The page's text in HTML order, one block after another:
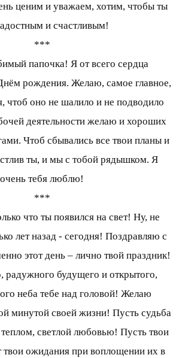
ценим и уважаем, хотим, чтобы ты
и счастливым!
***
папочка! Я от всего сердца
рождения. Желаю, самое главное,
чтоб оно не шалило и не подводило
деятельности желаю и хороших
Чтоб сбывались все твои планы и
ты, и мы с тобой рядышком. Я
очень тебя люблю!
***
что ты появился на свет! Ну, не
лет назад - сегодня! Поздравляю с
этот день – лично твой праздник!
радужного будущего и открытого,
неба тебе над головой! Желаю
минутой своей жизни! Пусть судьба
светлой любовью! Пусть твои
ожидания при воплощении их в